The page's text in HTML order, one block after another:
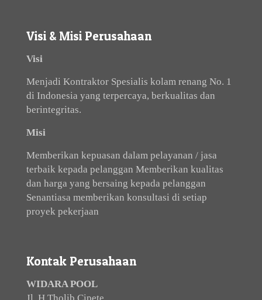
Visi & Misi Perusahaan
Visi
Menjadi Kontraktor Spesialis kolam renang No. 1
di Indonesia yang terpercaya, berkualitas dan
berintegritas.
Misi
Memberikan kepuasan dalam pelayanan / jasa
terbaik kepada pelanggan Memberikan kualitas
dan harga yang bersaing kepada pelanggan
Senantiasa memberikan konsultasi di setiap
proyek pekerjaan
Kontak Perusahaan
WIDARA POOL